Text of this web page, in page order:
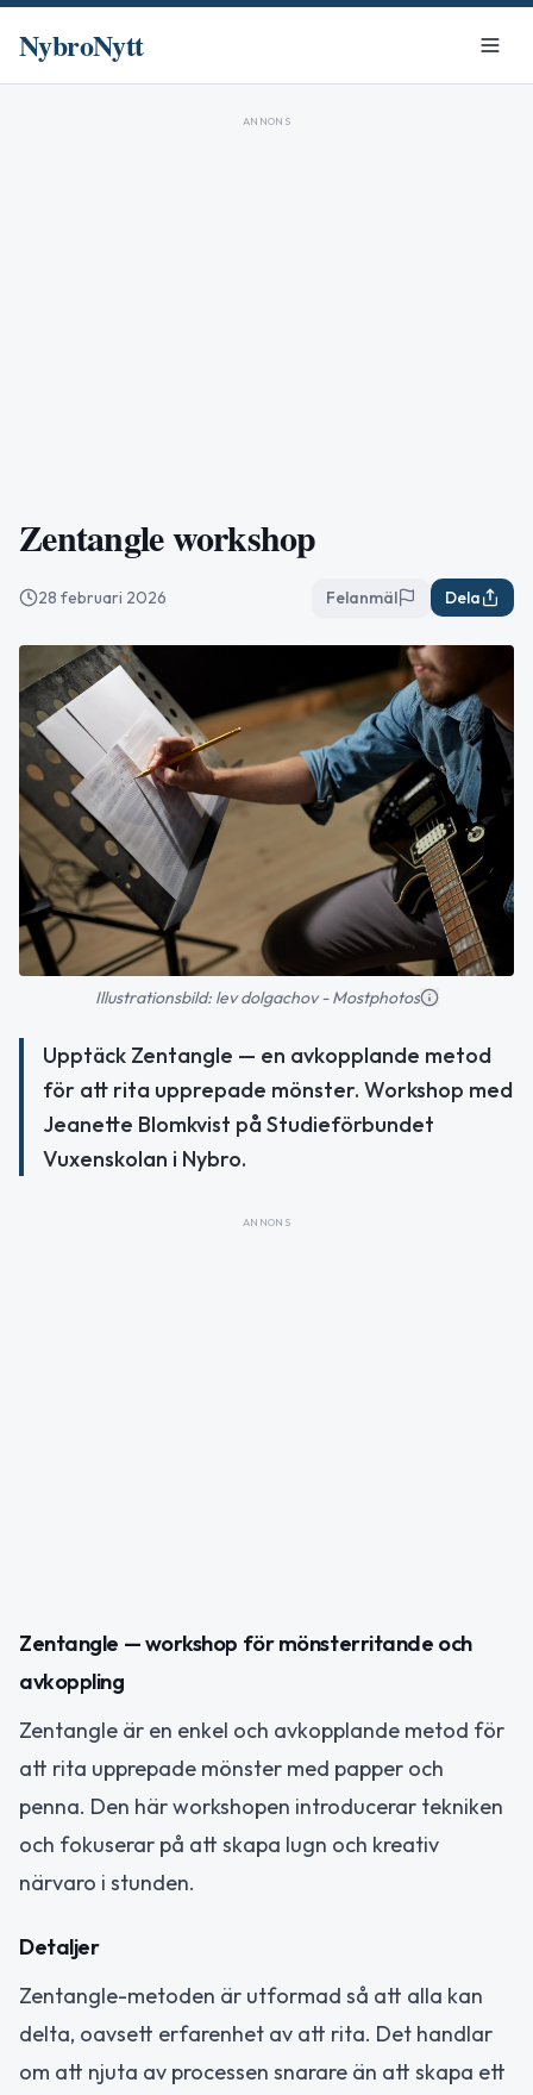
NybroNytt
ANNONS
Zentangle workshop
28 februari 2026 Felanmäl Dela
Illustrationsbild: lev dolgachov - Mostphotos
Upptäck Zentangle — en avkopplande metod
för att rita upprepade mönster. Workshop med
Jeanette Blomkvist på Studieförbundet
Vuxenskolan i Nybro.
ANNONS
Zentangle — workshop för mönsterritande och
avkoppling
Zentangle är en enkel och avkopplande metod för
att rita upprepade mönster med papper och
penna. Den här workshopen introducerar tekniken
och fokuserar på att skapa lugn och kreativ
närvaro i stunden.
Detaljer
Zentangle-metoden är utformad så att alla kan
delta, oavsett erfarenhet av att rita. Det handlar
om att njuta av processen snarare än att skapa ett